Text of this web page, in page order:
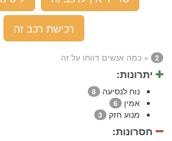
רכישת רכב זה
2 = כמה אנשים דווחו על זה
יתרונות:
נוח לנסיעה 8
אמין 6
מנוע חזק 3
חסרונות: